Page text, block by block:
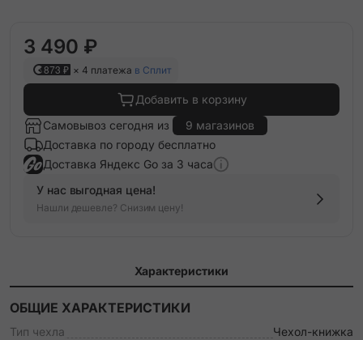
3 490 ₽
873 ₽ × 4 платежа в Сплит
Добавить в корзину
Самовывоз сегодня из
9 магазинов
Доставка по городу бесплатно
Доставка Яндекс Go за 3 часа
У нас выгодная цена!
Нашли дешевле? Снизим цену!
Характеристики
ОБЩИЕ ХАРАКТЕРИСТИКИ
Тип чехла
Чехол-книжка